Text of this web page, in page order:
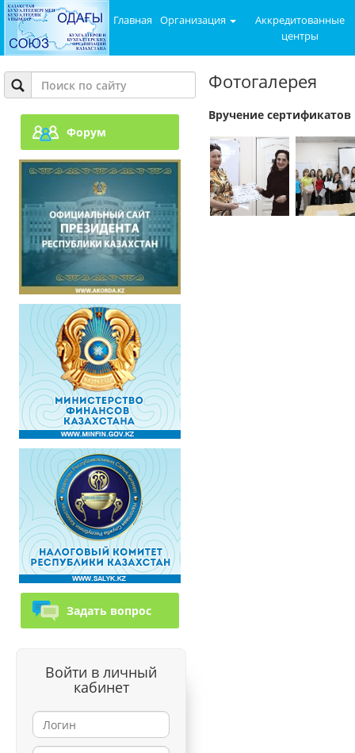
Главная Организация
Аккредитованные
центры
Форум
Задать вопрос
Войти в личный
кабинет
Фотогалерея
Вручение сертификатов